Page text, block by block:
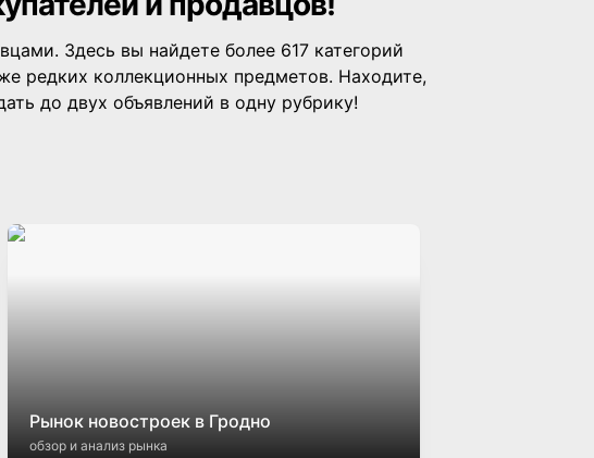
Здесь вы найдете более 617 категорий
редких коллекционных предметов. Находите,
до двух объявлений в одну рубрику!
Рынок новостроек в Гродно
обзор и анализ рынка